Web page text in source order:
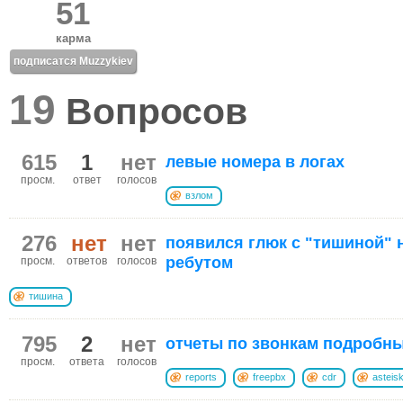
51
карма
подписатся Muzzykiev
19 Вопросов
нет
голосов
1
ответ
615
просм.
левые номера в логах
взлом
нет
голосов
нет
ответов
276
просм.
появился глюк с "тишиной"
ребутом
тишина
нет
голосов
2
ответа
795
просм.
отчеты по звонкам
reports freepbx cdr asteisk